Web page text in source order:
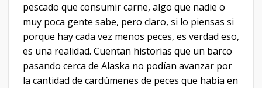
pescado que consumir carne, algo que nadie o
muy poca gente sabe, pero claro, si lo piensas si
porque hay cada vez menos peces, es verdad eso,
es una realidad. Cuentan historias que un barco
pasando cerca de Alaska no podían avanzar por
la cantidad de cardúmenes de peces que había en